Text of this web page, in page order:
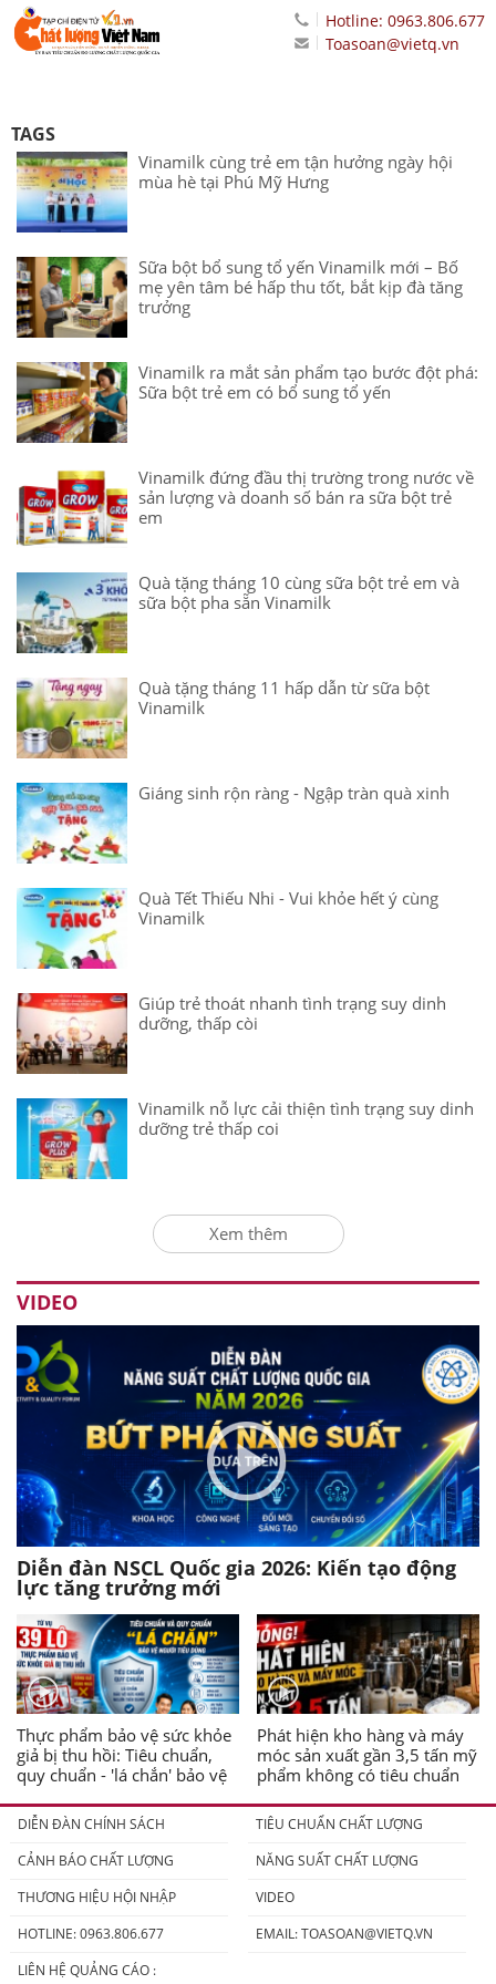
Hotline: 0963.806.677
Toasoan@vietq.vn
TAGS
Vinamilk cùng trẻ em tận hưởng ngày hội
mùa hè tại Phú Mỹ Hưng
Sữa bột bổ sung tổ yến Vinamilk mới – Bố
mẹ yên tâm bé hấp thu tốt, bắt kịp đà tăng
trưởng
Vinamilk ra mắt sản phẩm tạo bước đột phá:
Sữa bột trẻ em có bổ sung tổ yến
Vinamilk đứng đầu thị trường trong nước về
sản lượng và doanh số bán ra sữa bột trẻ
em
Quà tặng tháng 10 cùng sữa bột trẻ em và
sữa bột pha sẵn Vinamilk
Quà tặng tháng 11 hấp dẫn từ sữa bột
Vinamilk
Giáng sinh rộn ràng - Ngập tràn quà xinh
Quà Tết Thiếu Nhi - Vui khỏe hết ý cùng
Vinamilk
Giúp trẻ thoát nhanh tình trạng suy dinh
dưỡng, thấp còi
Vinamilk nỗ lực cải thiện tình trạng suy dinh
dưỡng trẻ thấp coi
Xem thêm
VIDEO
Diễn đàn NSCL Quốc gia 2026: Kiến tạo động
lực tăng trưởng mới
Thực phẩm bảo vệ sức khỏe
giả bị thu hồi: Tiêu chuẩn,
quy chuẩn - 'lá chắn' bảo vệ
Phát hiện kho hàng và máy
móc sản xuất gần 3,5 tấn mỹ
phẩm không có tiêu chuẩn
DIỄN ĐÀN CHÍNH SÁCH
TIÊU CHUẨN CHẤT LƯỢNG
CẢNH BÁO CHẤT LƯỢNG
NĂNG SUẤT CHẤT LƯỢNG
THƯƠNG HIỆU HỘI NHẬP
VIDEO
HOTLINE: 0963.806.677
EMAIL:TOASOAN@VIETQ.VN
LIÊN HỆ QUẢNG CÁO :